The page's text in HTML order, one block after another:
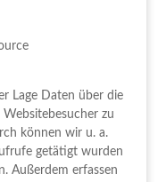
Lage Daten über die
zu
können wir u. a.
getätigt wurden
Außerdem erfassen